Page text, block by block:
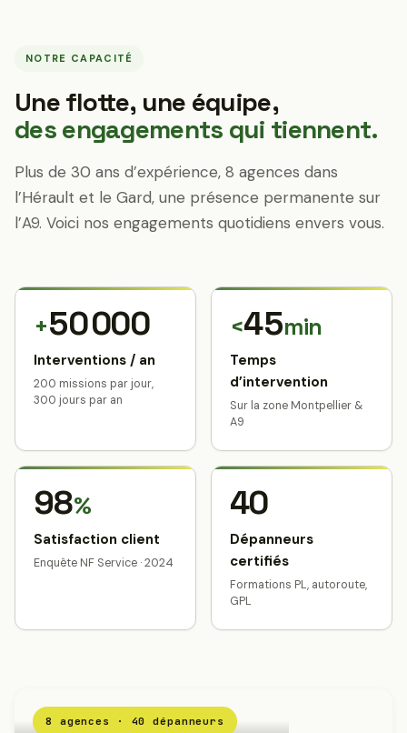
NOTRE CAPACITÉ
Une flotte, une équipe,
des engagements qui tiennent.
Plus de 30 ans d’expérience, 8 agences dans
l’Hérault et le Gard, une présence permanente sur
l’A9. Voici nos engagements quotidiens envers vous.
+50 000
Interventions / an
200 missions par jour,
300 jours par an
<45min
Temps
d’intervention
Sur la zone Montpellier &
A9
98%
Satisfaction client
Enquête NF Service · 2024
40
Dépanneurs
certifiés
Formations PL, autoroute,
GPL
8 agences · 40 dépanneurs